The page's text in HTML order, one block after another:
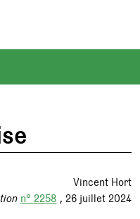
Vincent Hort
n° 2258 26 juillet 2024